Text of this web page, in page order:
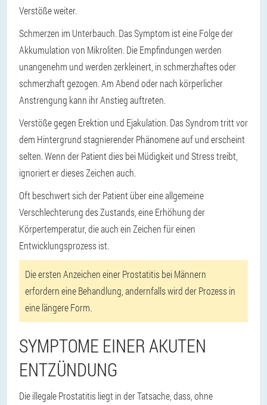
Verstöße weiter.
Schmerzen im Unterbauch. Das Symptom ist eine Folge der
Akkumulation von Mikroliten. Die Empfindungen werden
unangenehm und werden zerkleinert, in schmerzhaftes oder
schmerzhaft gezogen. Am Abend oder nach körperlicher
Anstrengung kann ihr Anstieg auftreten.
Verstöße gegen Erektion und Ejakulation. Das Syndrom tritt vor
dem Hintergrund stagnierender Phänomene auf und erscheint
selten. Wenn der Patient dies bei Müdigkeit und Stress treibt,
ignoriert er dieses Zeichen auch.
Oft beschwert sich der Patient über eine allgemeine
Verschlechterung des Zustands, eine Erhöhung der
Körpertemperatur, die auch ein Zeichen für einen
Entwicklungsprozess ist.
Die ersten Anzeichen einer Prostatitis bei Männern
erfordern eine Behandlung, andernfalls wird der Prozess in
eine längere Form.
SYMPTOME EINER AKUTEN
ENTZÜNDUNG
Die illegale Prostatitis liegt in der Tatsache, dass, ohne